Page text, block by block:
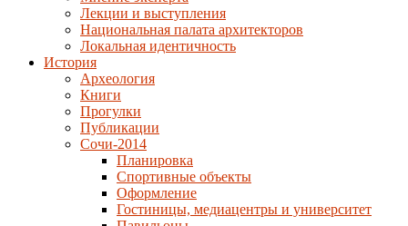
Лекции и выступления
Национальная палата архитекторов
Локальная идентичность
История
Археология
Книги
Прогулки
Публикации
Сочи-2014
Планировка
Спортивные объекты
Оформление
Гостиницы, медиацентры и университет